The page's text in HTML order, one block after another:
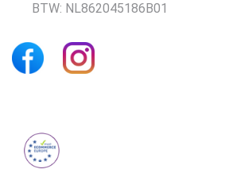
BTW: NL862045186B01